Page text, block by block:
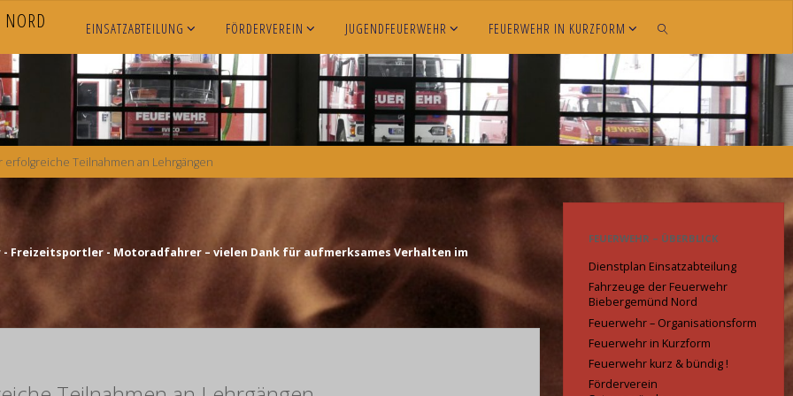
NORD EINSATZABTEILUNG FÖRDERVEREIN JUGENDFEUERWEHR FEUERWEHR IN KURZFORM
SEARCH
erfolgreiche Teilnahmen an Lehrgängen
- Freizeitsportler - Motoradfahrer – vielen Dank für aufmerksames Verhalten im
FEUERWEHR – ÜBERBLICK
Dienstplan Einsatzabteilung
Fahrzeuge der Feuerwehr
Biebergemünd Nord
Feuerwehr – Organisationsform
Feuerwehr in Kurzform
Feuerwehr kurz & bündig !
Förderverein